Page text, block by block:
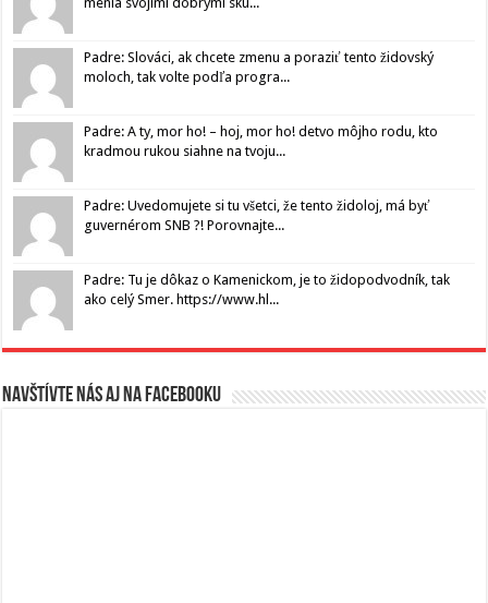
Padre: Slováci, ak chcete zmenu a poraziť tento židovský
moloch, tak volte podľa progra...
Padre: A ty, mor ho! – hoj, mor ho! detvo môjho rodu, kto
kradmou rukou siahne na tvoju...
Padre: Uvedomujete si tu všetci, že tento židoloj, má byť
guvernérom SNB ?! Porovnajte...
Padre: Tu je dôkaz o Kamenickom, je to židopodvodník, tak
ako celý Smer. https://www.hl...
Navštívte nás aj na Facebooku